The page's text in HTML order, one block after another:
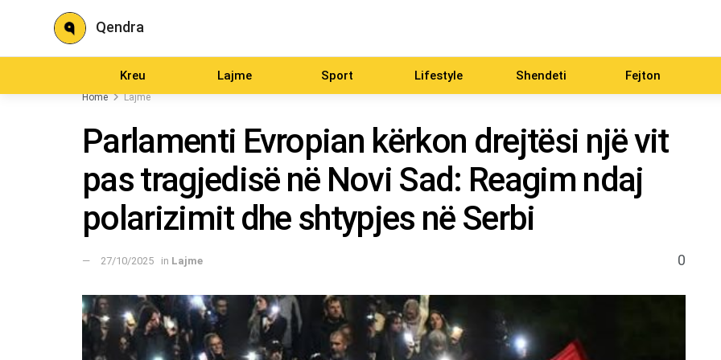
Qendra
Kreu Lajme Sport Lifestyle Shendeti Fejton
Home Lajme
Parlamenti Evropian kërkon drejtësi një vit
pas tragjedisë në Novi Sad: Reagim ndaj
polarizimit dhe shtypjes në Serbi
27/10/2025 in Lajme 0